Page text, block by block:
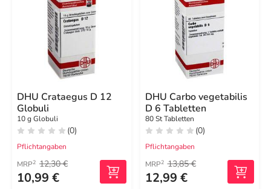
DHU Crataegus D 12
Globuli
10 g Globuli
(0)
Pflichtangaben
MRP2 12,30 €
10,99 €
DHU Carbo vegetabilis
D 6 Tabletten
80 St Tabletten
(0)
Pflichtangaben
MRP2 13,85 €
12,99 €